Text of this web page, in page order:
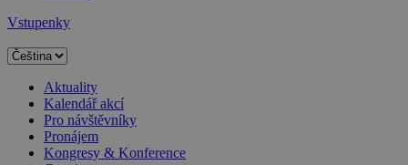
Vstupenky
Aktuality
Kalendář akcí
Pro návštěvníky
Pronájem
Kongresy & Konference